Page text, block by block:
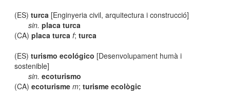
(ES)turca [Enginyeria civil, arquitectura i construcció]
sin. placa turca
(CA)placa turca f;turca
(ES)turismo ecológico [Desenvolupament humà i
sostenible]
sin. ecoturismo
(CA)ecoturisme m;turisme ecològic